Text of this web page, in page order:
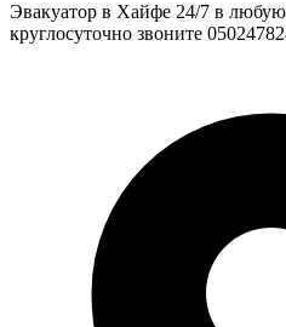
Эвакуатор в Хайфе 24/7 в
круглосуточно звоните